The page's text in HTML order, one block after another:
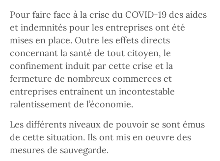
Pour faire face à la crise du COVID-19 des aides
et indemnités pour les entreprises ont été
mises en place. Outre les effets directs
concernant la santé de tout citoyen, le
confinement induit par cette crise et la
fermeture de nombreux commerces et
entreprises entraînent un incontestable
ralentissement de l’économie.
Les différents niveaux de pouvoir se sont émus
de cette situation. Ils ont mis en oeuvre des
mesures de sauvegarde.